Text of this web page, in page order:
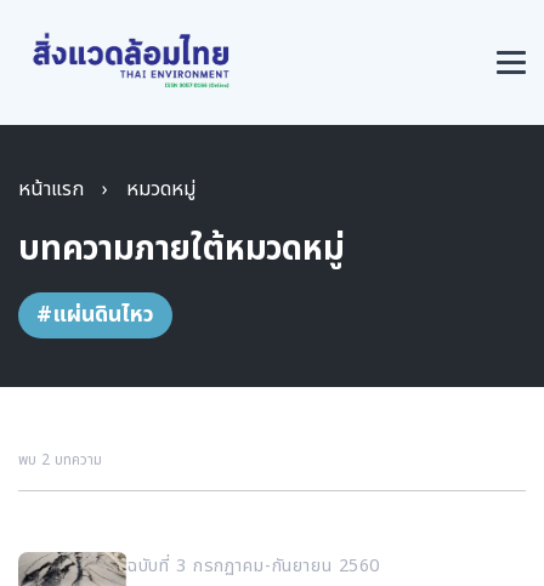
หน้าแรก › หมวดหมู่
บทความภายใต้หมวดหมู่
#แผ่นดินไหว
พบ 2 บทความ
ฉบับที่ 3 กรกฏาคม-กันยายน 2560